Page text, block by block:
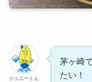
ジョニーくん
茅ヶ崎
たい！